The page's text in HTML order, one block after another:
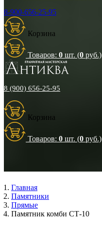
8-900-656-25-95
Корзина
Товаров: 0 шт. (0 руб.)
8 (900) 656-25-95
Корзина
Товаров: 0 шт. (0 руб.)
Главная
Памятники
Прямые
Памятник комби СТ-10